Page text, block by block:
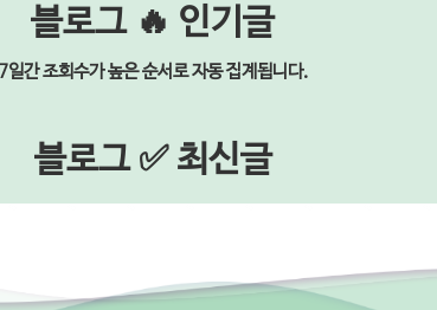
블로그 🔥 인기글
7일간 조회수가 높은 순서로 자동 집계됩니다.
블로그 ✅ 최신글